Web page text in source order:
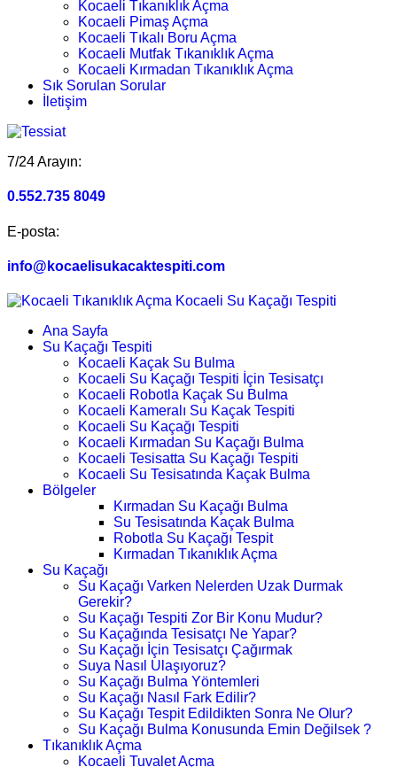
Kocaeli Tıkanıklık Açma
Kocaeli Pimaş Açma
Kocaeli Tıkalı Boru Açma
Kocaeli Mutfak Tıkanıklık Açma
Kocaeli Kırmadan Tıkanıklık Açma
Sık Sorulan Sorular
İletişim
7/24 Arayın:
0.552.735 8049
E-posta:
info@kocaelisukacaktespiti.com
Ana Sayfa
Su Kaçağı Tespiti
Kocaeli Kaçak Su Bulma
Kocaeli Su Kaçağı Tespiti İçin Tesisatçı
Kocaeli Robotla Kaçak Su Bulma
Kocaeli Kameralı Su Kaçak Tespiti
Kocaeli Su Kaçağı Tespiti
Kocaeli Kırmadan Su Kaçağı Bulma
Kocaeli Tesisatta Su Kaçağı Tespiti
Kocaeli Su Tesisatında Kaçak Bulma
Bölgeler
Kırmadan Su Kaçağı Bulma
Su Tesisatında Kaçak Bulma
Robotla Su Kaçağı Tespit
Kırmadan Tıkanıklık Açma
Su Kaçağı
Su Kaçağı Varken Nelerden Uzak Durmak
Gerekir?
Su Kaçağı Tespiti Zor Bir Konu Mudur?
Su Kaçağında Tesisatçı Ne Yapar?
Su Kaçağı İçin Tesisatçı Çağırmak
Suya Nasıl Ulaşıyoruz?
Su Kaçağı Bulma Yöntemleri
Su Kaçağı Nasıl Fark Edilir?
Su Kaçağı Tespit Edildikten Sonra Ne Olur?
Su Kaçağı Bulma Konusunda Emin Değilsek ?
Tıkanıklık Açma
Kocaeli Tuvalet Açma